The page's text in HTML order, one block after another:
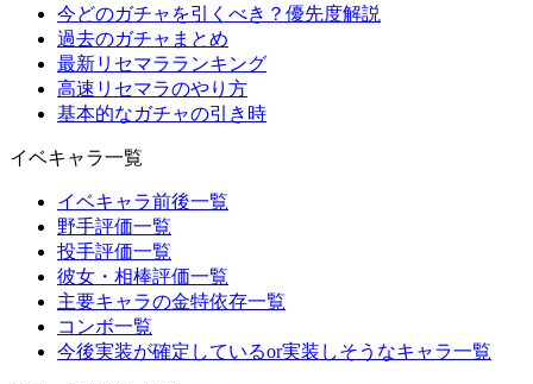
今どのガチャを引くべき？優先度解説
過去のガチャまとめ
最新リセマラランキング
高速リセマラのやり方
基本的なガチャの引き時
イベキャラ一覧
イベキャラ前後一覧
野手評価一覧
投手評価一覧
彼女・相棒評価一覧
主要キャラの金特依存一覧
コンボ一覧
今後実装が確定しているor実装しそうなキャラ一覧